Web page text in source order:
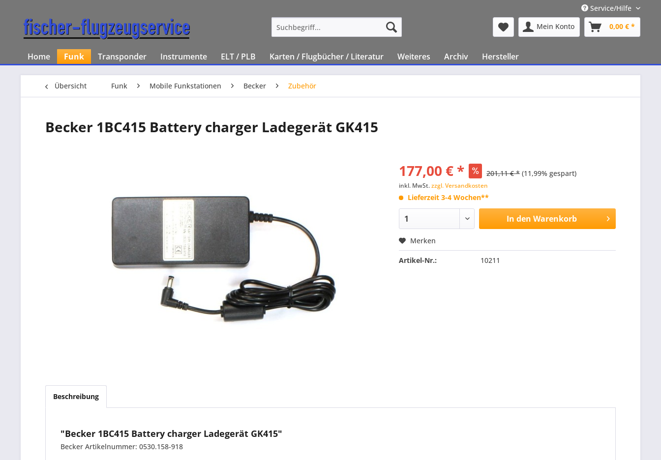
Service/Hilfe
Mein Konto
0,00 € *
Home Funk Transponder Instrumente ELT / PLB Karten / Flugbücher / Literatur Weiteres Archiv Hersteller
Übersicht Funk Mobile Funkstationen Becker Zubehör
Becker 1BC415 Battery charger Ladegerät GK415
177,00 € * 201,11 € * (11,99% gespart)
inkl. MwSt.zzgl. Versandkosten
Lieferzeit 3-4 Wochen**
In den Warenkorb
Merken
Artikel-Nr.: 10211
Beschreibung
"Becker 1BC415 Battery charger Ladegerät GK415"
Becker Artikelnummer: 0530.158-918